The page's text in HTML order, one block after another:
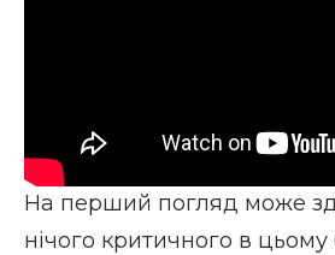
На перший погляд може
нічого критичного в цьому